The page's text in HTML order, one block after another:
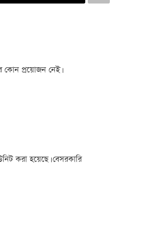
কোন প্রয়োজন নেই।
করা হয়েছে। বেসরকারি